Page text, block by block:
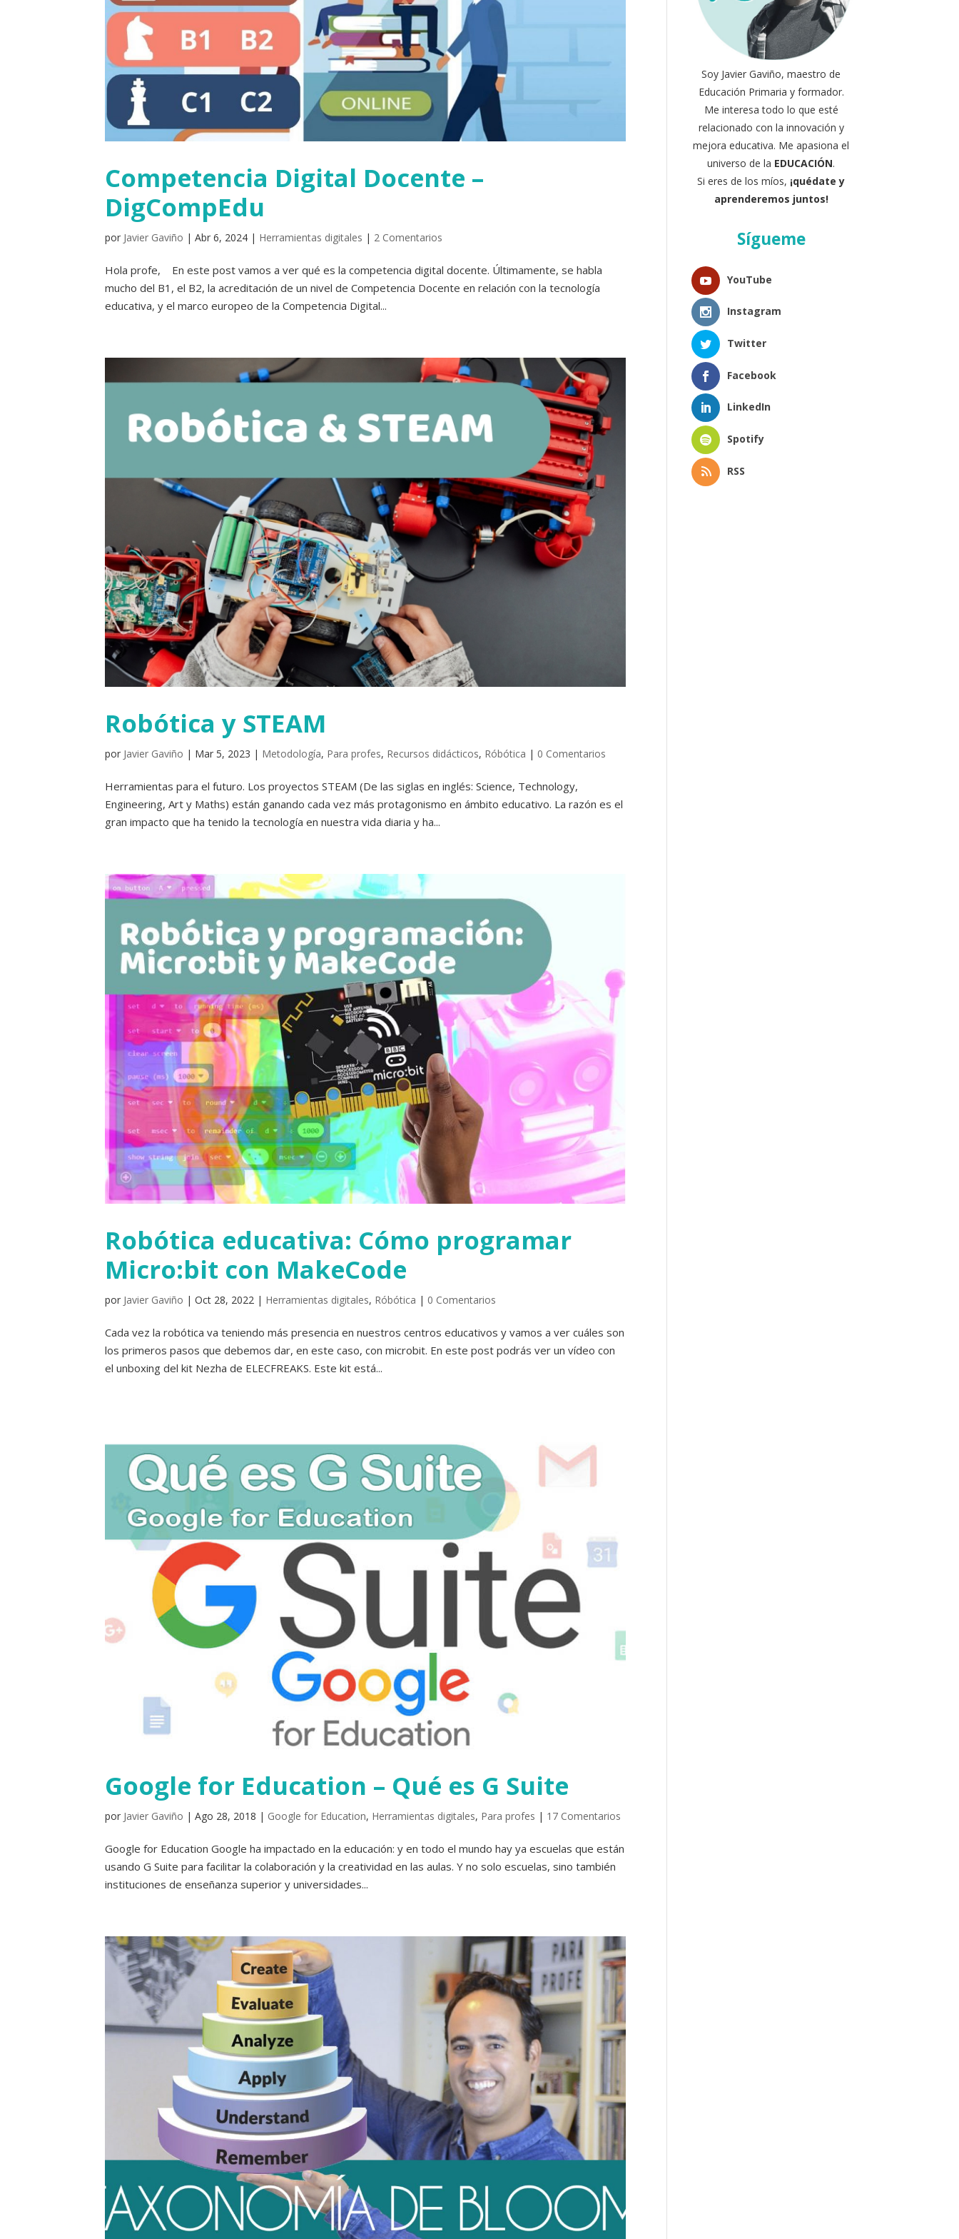
Competencia Digital Docente –
DigCompEdu
por Javier Gaviño | Abr 6, 2024 | Herramientas digitales | 2 Comentarios
Hola profe, En este post vamos a ver qué es la competencia digital docente. Últimamente, se habla
mucho del B1, el B2, la acreditación de un nivel de Competencia Docente en relación con la tecnología
educativa, y el marco europeo de la Competencia Digital...
Robótica y STEAM
por Javier Gaviño | Mar 5, 2023 | Metodología, Para profes, Recursos didácticos, Róbótica | 0 Comentarios
Herramientas para el futuro. Los proyectos STEAM (De las siglas en inglés: Science, Technology,
Engineering, Art y Maths) están ganando cada vez más protagonismo en ámbito educativo. La razón es el
gran impacto que ha tenido la tecnología en nuestra vida diaria y ha...
Robótica educativa: Cómo programar
Micro:bit con MakeCode
por Javier Gaviño | Oct 28, 2022 | Herramientas digitales, Róbótica | 0 Comentarios
Cada vez la robótica va teniendo más presencia en nuestros centros educativos y vamos a ver cuáles son
los primeros pasos que debemos dar, en este caso, con microbit. En este post podrás ver un vídeo con
el unboxing del kit Nezha de ELECFREAKS. Este kit está...
Google for Education – Qué es G Suite
por Javier Gaviño | Ago 28, 2018 | Google for Education, Herramientas digitales, Para profes | 17 Comentarios
Google for Education Google ha impactado en la educación: y en todo el mundo hay ya escuelas que están
usando G Suite para facilitar la colaboración y la creatividad en las aulas. Y no solo escuelas, sino también
instituciones de enseñanza superior y universidades...
Soy Javier Gaviño, maestro de
Educación Primaria y formador.
Me interesa todo lo que esté
relacionado con la innovación y
mejora educativa. Me apasiona el
universo de la EDUCACIÓN.
Si eres de los míos, ¡quédate y
aprenderemos juntos!
Sígueme
YouTube
Instagram
Twitter
Facebook
LinkedIn
Spotify
RSS